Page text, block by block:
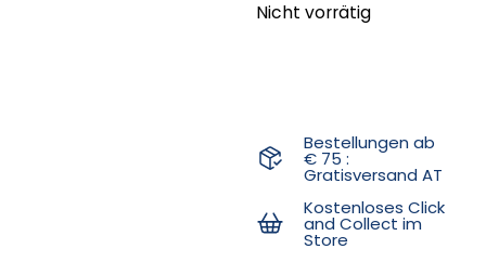
Nicht vorrätig
Bestellungen ab
€ 75 :
Gratisversand AT
Kostenloses Click
and Collect im
Store